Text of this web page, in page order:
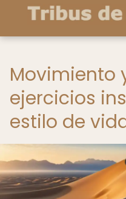
Movimiento
ejercicios
estilo de